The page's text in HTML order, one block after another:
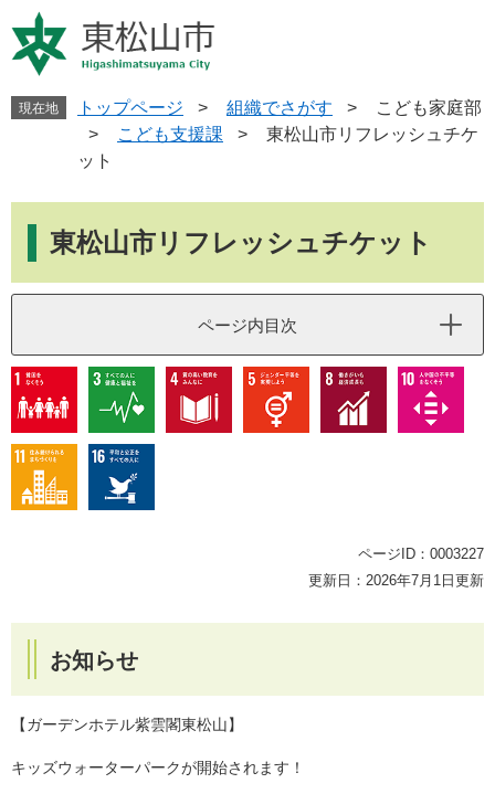
ー
ジ
ニ
ュ
現在地 トップページ > 組織でさがす >
こども家庭部
>
こども支援課 >
東松山市リフレッシュチケ
ット
東松山市リフレッシュチケット
ページ内目次
ページID：0003227
更新日：2026年7月1日更新
お知らせ
【ガーデンホテル紫雲閣東松山】
キッズウォーターパークが開始されます！